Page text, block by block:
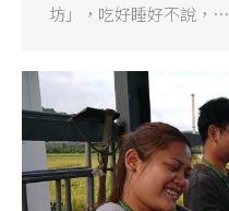
坊」，吃好睡好不說，…